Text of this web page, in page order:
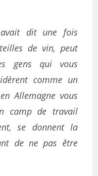
avait dit une fois
de vin, peut
gens qui vous
comme un
Allemagne vous
camp de travail
se donnent la
de ne pas être